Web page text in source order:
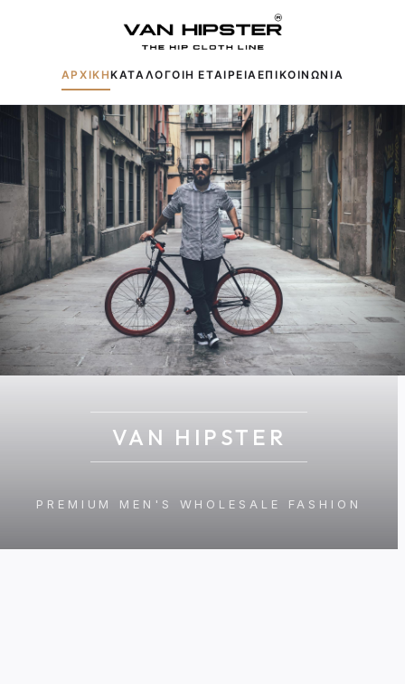
ΑΡΧΙΚΗΚΑΤΑΛΟΓΟΙΗ ΕΤΑΙΡΕΙΑΕΠΙΚΟΙΝΩΝΙΑ
Δημοφιλείς αναζητήσεις: Πουκάμισα
Μπουφάν
Παντελόνια
Πλεκτά
VAN HIPSTER
PREMIUM MEN'S WHOLESALE FASHION